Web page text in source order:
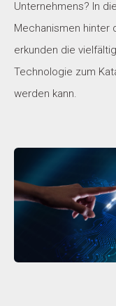
Unternehmens? In
Mechanismen hinter
erkunden die
Technologie zum
werden kann.